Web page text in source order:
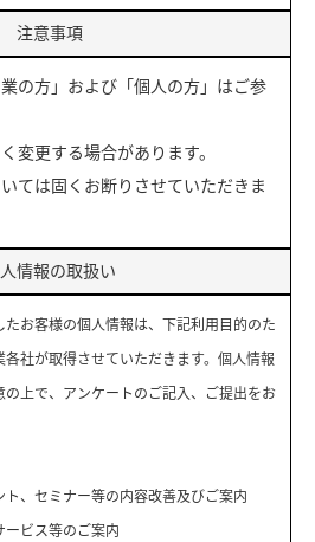
注意事項
の方」および「個人の方」はご参
変更する場合があります。
ては固くお断りさせていただきま
情報の取扱い
たお客様の個人情報は、下記利用目的のた
社が取得させていただきます。個人情報
上で、アンケートのご記入、ご提出をお
ト、セミナー等の内容改善及びご案内
ービス等のご案内